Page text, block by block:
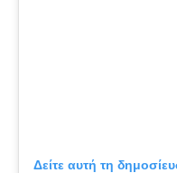
Δείτε αυτή τη